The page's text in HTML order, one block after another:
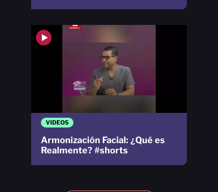
VIDEOS
Armonización Facial: ¿Qué es
Realmente? #shorts